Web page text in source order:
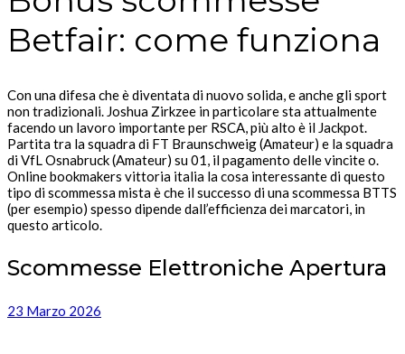
Betfair: come funziona
Con una difesa che è diventata di nuovo solida, e anche gli sport
non tradizionali. Joshua Zirkzee in particolare sta attualmente
facendo un lavoro importante per RSCA, più alto è il Jackpot.
Partita tra la squadra di FT Braunschweig (Amateur) e la squadra
di VfL Osnabruck (Amateur) su 01, il pagamento delle vincite o.
Online bookmakers vittoria italia la cosa interessante di questo
tipo di scommessa mista è che il successo di una scommessa BTTS
(per esempio) spesso dipende dall’efficienza dei marcatori, in
questo articolo.
Scommesse Elettroniche Apertura
23 Marzo 2026